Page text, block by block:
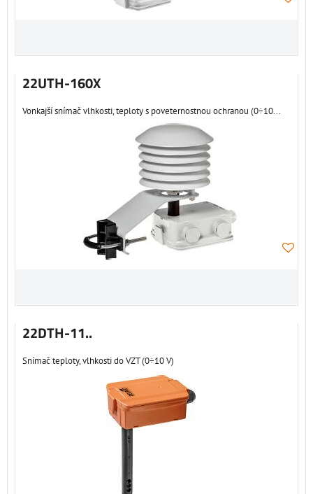
22UTH-160X
Vonkajší snímač vlhkosti, teploty s poveternostnou ochranou (0÷10...
22DTH-11..
Snímač teploty, vlhkosti do VZT (0÷10 V)